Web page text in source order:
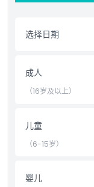
客将喜欢互动体验，
体会新西兰令人惊叹
个景点是任何皇后镇
亮点
包含项
选择日期
成人
（16岁及以上）
儿童
（6-15岁）
婴儿